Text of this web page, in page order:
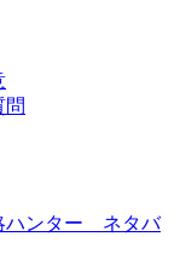
問
ハンター ネタバ